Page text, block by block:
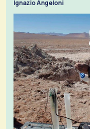
Ignazio Angeloni